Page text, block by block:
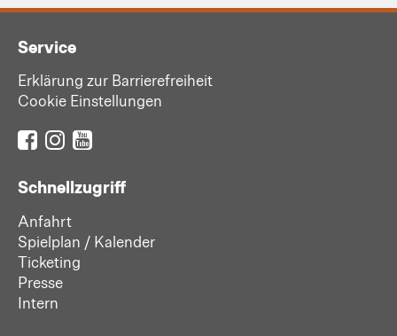
Service
Erklärung zur Barrierefreiheit
Cookie Einstellungen
Schnellzugriff
Anfahrt
Spielplan / Kalender
Ticketing
Presse
Intern